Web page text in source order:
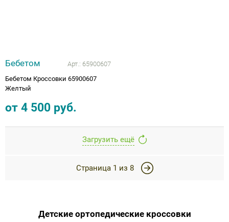
Бебетом Арт.: 65900607
Бебетом Кроссовки 65900607
Желтый
от 4 500 руб.
Загрузить ещё
Страница 1 из 8
Детские ортопедические кроссовки